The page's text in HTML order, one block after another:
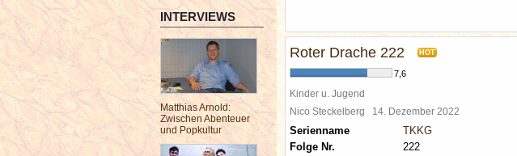
INTERVIEWS
Matthias Arnold:
Zwischen Abenteuer
und Popkultur
Roter Drache 222 HOT
7,6
Kinder u. Jugend
Nico Steckelberg 14. Dezember 2022
Serienname
TKKG
Folge Nr.
222